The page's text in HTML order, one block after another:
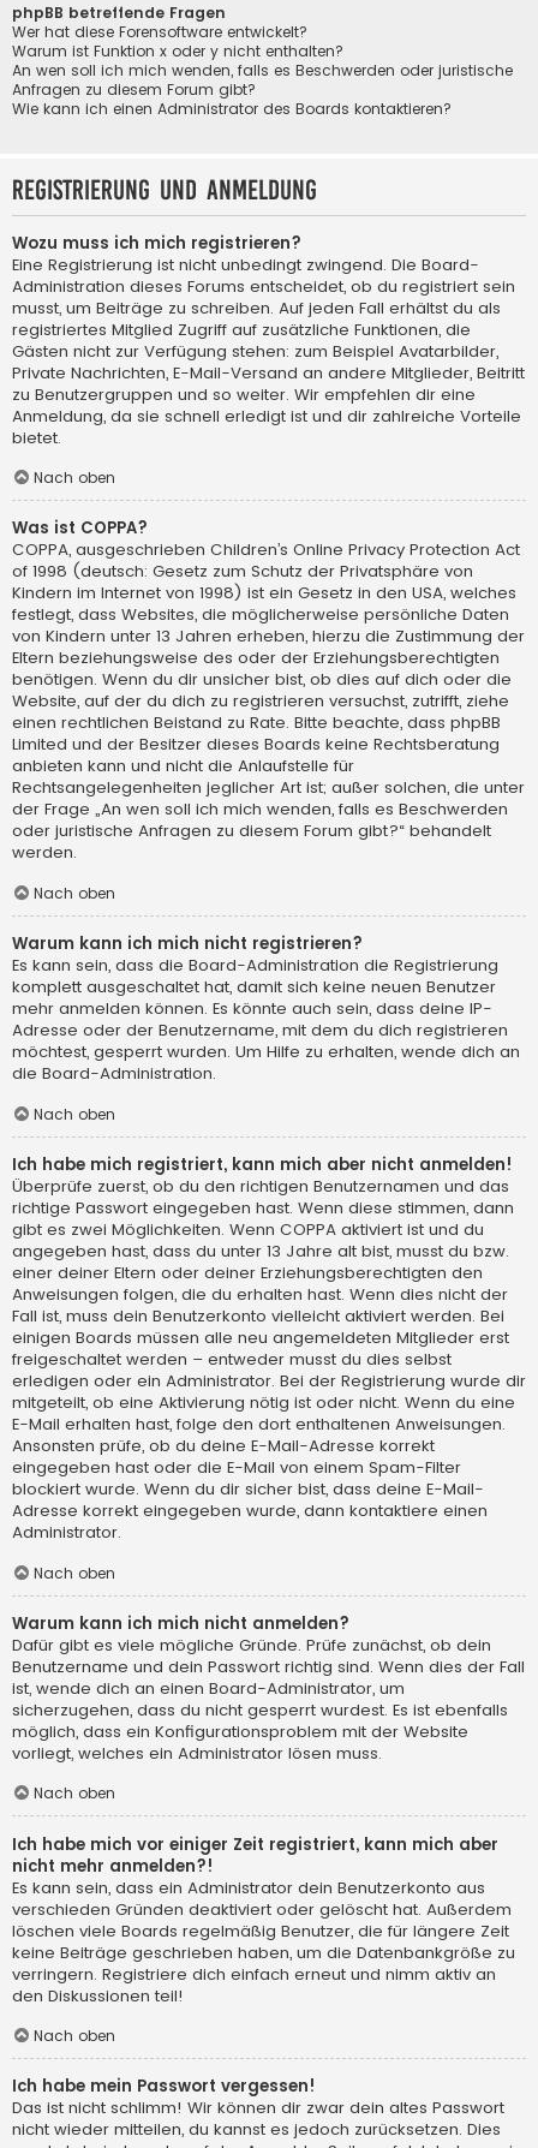
phpBB betreffende Fragen
Wer hat diese Forensoftware entwickelt?
Warum ist Funktion x oder y nicht enthalten?
An wen soll ich mich wenden, falls es Beschwerden oder juristische
Anfragen zu diesem Forum gibt?
Wie kann ich einen Administrator des Boards kontaktieren?
Registrierung und Anmeldung
Wozu muss ich mich registrieren?
Eine Registrierung ist nicht unbedingt zwingend. Die Board-
Administration dieses Forums entscheidet, ob du registriert sein
musst, um Beiträge zu schreiben. Auf jeden Fall erhältst du als
registriertes Mitglied Zugriff auf zusätzliche Funktionen, die
Gästen nicht zur Verfügung stehen: zum Beispiel Avatarbilder,
Private Nachrichten, E-Mail-Versand an andere Mitglieder, Beitritt
zu Benutzergruppen und so weiter. Wir empfehlen dir eine
Anmeldung, da sie schnell erledigt ist und dir zahlreiche Vorteile
bietet.
Nach oben
Was ist COPPA?
COPPA, ausgeschrieben Children’s Online Privacy Protection Act
of 1998 (deutsch: Gesetz zum Schutz der Privatsphäre von
Kindern im Internet von 1998) ist ein Gesetz in den USA, welches
festlegt, dass Websites, die möglicherweise persönliche Daten
von Kindern unter 13 Jahren erheben, hierzu die Zustimmung der
Eltern beziehungsweise des oder der Erziehungsberechtigten
benötigen. Wenn du dir unsicher bist, ob dies auf dich oder die
Website, auf der du dich zu registrieren versuchst, zutrifft, ziehe
einen rechtlichen Beistand zu Rate. Bitte beachte, dass phpBB
Limited und der Besitzer dieses Boards keine Rechtsberatung
anbieten kann und nicht die Anlaufstelle für
Rechtsangelegenheiten jeglicher Art ist; außer solchen, die unter
der Frage „An wen soll ich mich wenden, falls es Beschwerden
oder juristische Anfragen zu diesem Forum gibt?“ behandelt
werden.
Nach oben
Warum kann ich mich nicht registrieren?
Es kann sein, dass die Board-Administration die Registrierung
komplett ausgeschaltet hat, damit sich keine neuen Benutzer
mehr anmelden können. Es könnte auch sein, dass deine IP-
Adresse oder der Benutzername, mit dem du dich registrieren
möchtest, gesperrt wurden. Um Hilfe zu erhalten, wende dich an
die Board-Administration.
Nach oben
Ich habe mich registriert, kann mich aber nicht anmelden!
Überprüfe zuerst, ob du den richtigen Benutzernamen und das
richtige Passwort eingegeben hast. Wenn diese stimmen, dann
gibt es zwei Möglichkeiten. Wenn COPPA aktiviert ist und du
angegeben hast, dass du unter 13 Jahre alt bist, musst du bzw.
einer deiner Eltern oder deiner Erziehungsberechtigten den
Anweisungen folgen, die du erhalten hast. Wenn dies nicht der
Fall ist, muss dein Benutzerkonto vielleicht aktiviert werden. Bei
einigen Boards müssen alle neu angemeldeten Mitglieder erst
freigeschaltet werden – entweder musst du dies selbst
erledigen oder ein Administrator. Bei der Registrierung wurde dir
mitgeteilt, ob eine Aktivierung nötig ist oder nicht. Wenn du eine
E-Mail erhalten hast, folge den dort enthaltenen Anweisungen.
Ansonsten prüfe, ob du deine E-Mail-Adresse korrekt
eingegeben hast oder die E-Mail von einem Spam-Filter
blockiert wurde. Wenn du dir sicher bist, dass deine E-Mail-
Adresse korrekt eingegeben wurde, dann kontaktiere einen
Administrator.
Nach oben
Warum kann ich mich nicht anmelden?
Dafür gibt es viele mögliche Gründe. Prüfe zunächst, ob dein
Benutzername und dein Passwort richtig sind. Wenn dies der Fall
ist, wende dich an einen Board-Administrator, um
sicherzugehen, dass du nicht gesperrt wurdest. Es ist ebenfalls
möglich, dass ein Konfigurationsproblem mit der Website
vorliegt, welches ein Administrator lösen muss.
Nach oben
Ich habe mich vor einiger Zeit registriert, kann mich aber
nicht mehr anmelden?!
Es kann sein, dass ein Administrator dein Benutzerkonto aus
verschieden Gründen deaktiviert oder gelöscht hat. Außerdem
löschen viele Boards regelmäßig Benutzer, die für längere Zeit
keine Beiträge geschrieben haben, um die Datenbankgröße zu
verringern. Registriere dich einfach erneut und nimm aktiv an
den Diskussionen teil!
Nach oben
Ich habe mein Passwort vergessen!
Das ist nicht schlimm! Wir können dir zwar dein altes Passwort
nicht wieder mitteilen, du kannst es jedoch zurücksetzen. Dies